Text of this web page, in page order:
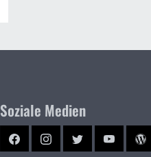
Soziale Medien
FacebookInstagramTwitterYouTube
Blog